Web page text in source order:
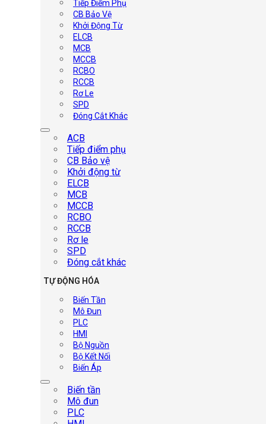
Tiếp Điểm Phụ
CB Bảo Vệ
Khởi Động Từ
ELCB
MCB
MCCB
RCBO
RCCB
Rơ Le
SPD
Đóng Cắt Khác
ACB
Tiếp điểm phụ
CB Bảo vệ
Khởi động từ
ELCB
MCB
MCCB
RCBO
RCCB
Rơ le
SPD
Đóng cắt khác
TỰ ĐỘNG HÓA
Biến Tần
Mô Đun
PLC
HMI
Bộ Nguồn
Bộ Kết Nối
Biến Áp
Biến tần
Mô đun
PLC